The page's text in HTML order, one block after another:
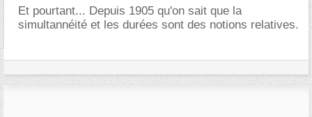
Et pourtant... Depuis 1905 qu'on sait que la
simultannéité et les durées sont des notions relatives.